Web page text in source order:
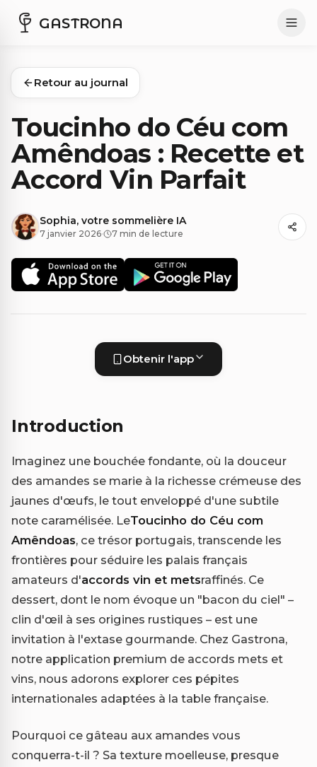
GASTRONA
Retour au journal
Toucinho do Céu com
Amêndoas : Recette et
Accord Vin Parfait
Sophia, votre sommelière IA
7 janvier 2026· 7 min de lecture
Obtenir l'app
Introduction
Imaginez une bouchée fondante, où la douceur
des amandes se marie à la richesse crémeuse des
jaunes d'œufs, le tout enveloppé d'une subtile
note caramélisée. LeToucinho do Céu com
Amêndoas, ce trésor portugais, transcende les
frontières pour séduire les palais français
amateurs d'accords vin et metsraffinés. Ce
dessert, dont le nom évoque un "bacon du ciel" –
clin d'œil à ses origines rustiques – est une
invitation à l'extase gourmande. Chez Gastrona,
notre application premium de accords mets et
vins, nous adorons explorer ces pépites
internationales adaptées à la table française.
Pourquoi ce gâteau aux amandes vous
conquerra-t-il ? Sa texture moelleuse, presque